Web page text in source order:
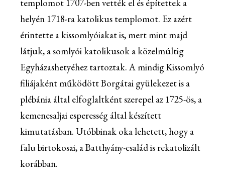
templomot 1707-ben vették el és építettek a
helyén 1718-ra katolikus templomot. Ez azért
érintette a kissomlyóiakat is, mert mint majd
látjuk, a somlyói katolikusok a közelmúltig
Egyházashetyéhez tartoztak. A mindig Kissomlyó
filiájaként működött Borgátai gyülekezet is a
plébánia által elfoglaltként szerepel az 1725-ös, a
kemenesaljai esperesség által készített
kimutatásban. Utóbbinak oka lehetett, hogy a
falu birtokosai, a Batthyány-család is rekatolizált
korábban.